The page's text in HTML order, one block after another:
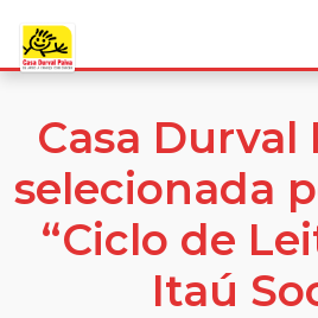
Casa Durval
selecionada
“Ciclo de
Itaú